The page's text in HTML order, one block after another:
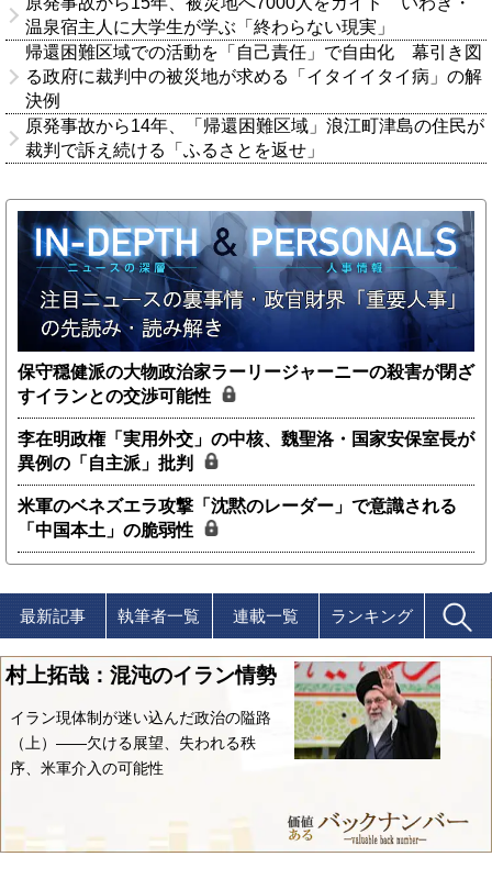
温泉宿主人に大学生が学ぶ「終わらない現実」
帰還困難区域での活動を「自己責任」で自由化 幕引き図
る政府に裁判中の被災地が求める「イタイイタイ病」の解
決例
原発事故から14年、「帰還困難区域」浪江町津島の住民が
裁判で訴え続ける「ふるさとを返せ」
保守穏健派の大物政治家ラーリージャーニーの殺害が閉ざ
すイランとの交渉可能性
李在明政権「実用外交」の中核、魏聖洛・国家安保室長が
異例の「自主派」批判
米軍のベネズエラ攻撃「沈黙のレーダー」で意識される
「中国本土」の脆弱性
最新記事 執筆者一覧 連載一覧 ランキング
村上拓哉：混沌のイラン情勢
イラン現体制が迷い込んだ政治の隘路
（上）――欠ける展望、失われる秩
序、米軍介入の可能性